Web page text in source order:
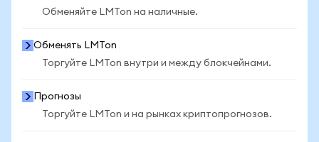
Обменяйте LMTon на наличные.
Обменять LMTon
Торгуйте LMTon внутри и между блокчейнами.
Прогнозы
Торгуйте LMTon и на рынках криптопрогнозов.